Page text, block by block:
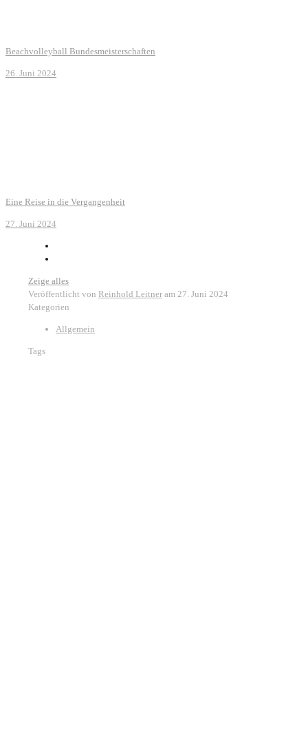
Beachvolleyball Bundesmeisterschaften
26. Juni 2024
Eine Reise in die Vergangenheit
27. Juni 2024
Zeige alles
Veröffentlicht von Reinhold Leitner am 27. Juni 2024
Kategorien
Allgemein
Tags